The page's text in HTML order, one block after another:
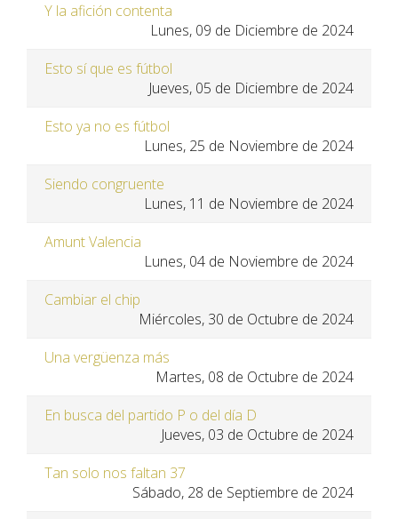
Y la afición contenta
Lunes, 09 de Diciembre de 2024
Esto sí que es fútbol
Jueves, 05 de Diciembre de 2024
Esto ya no es fútbol
Lunes, 25 de Noviembre de 2024
Siendo congruente
Lunes, 11 de Noviembre de 2024
Amunt Valencia
Lunes, 04 de Noviembre de 2024
Cambiar el chip
Miércoles, 30 de Octubre de 2024
Una vergüenza más
Martes, 08 de Octubre de 2024
En busca del partido P o del día D
Jueves, 03 de Octubre de 2024
Tan solo nos faltan 37
Sábado, 28 de Septiembre de 2024